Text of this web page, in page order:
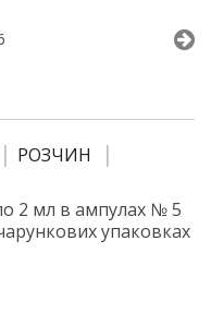
РОЗЧИН
2 мл в ампулах № 5
упаковках